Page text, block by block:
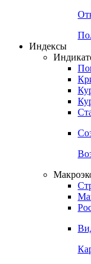
Индексы